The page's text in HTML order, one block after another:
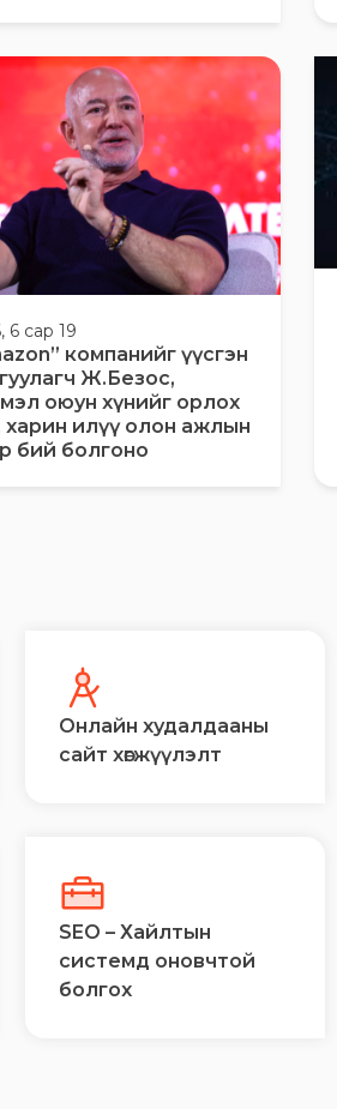
6 сар 19
компанийг үүсгэн
Ж.Безос,
оюун хүнийг орлох
харин илүү олон ажлын
бий болгоно
Онлайн худалдааны
сайт хөгжүүлэлт
SEO – Хайлтын
системд оновчтой
болгох